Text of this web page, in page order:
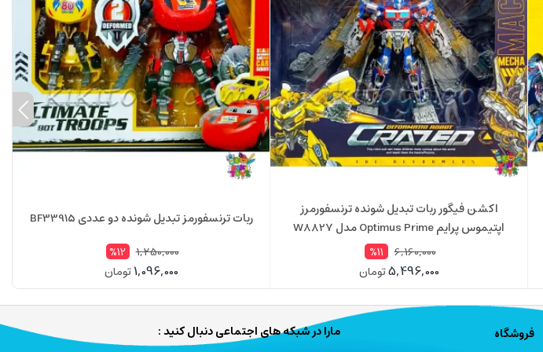
اکشن فیگور ربات تبدیل شونده ترنسفورمرز
اپتیموس پرایم Optimus Prime مدل W8827
6,160,000
%11
5,496,000تومان
ربات ترنسفورمز تبدیل شونده دو عددی BF33915
1,250,000
%12
1,096,000تومان
فروشگاه مارا در شبکه های اجتماعی دنبال کنید :